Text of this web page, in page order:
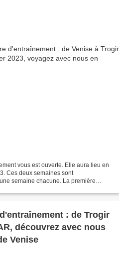
vous est ouverte. Elle aura lieu en
Ces deux semaines sont
semaine chacune. La première
: de Trogir
découvrez avec nous
Venise